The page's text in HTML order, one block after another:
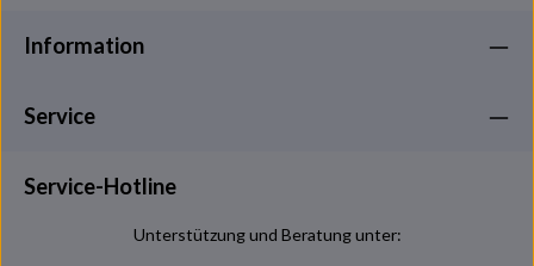
Ich habe dieDatenschutzbestimmungen
ihnen einverstanden.
Die mit einem Stern (*) markierten Felder sind
Information
Service
Service-Hotline
Unterstützung und Beratung unter: